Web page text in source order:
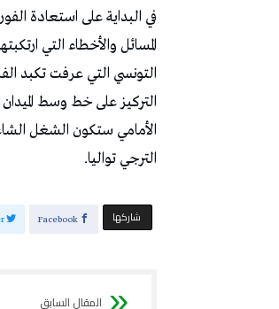
في البداية على استعادة
المسائل والأخطاء التي
التونسي التي عرفت تكبد
التركيز على خط وسط
الأمامي ستكون الشغل
الترجي تواليا.
‫‫ شاركها‬ Facebook